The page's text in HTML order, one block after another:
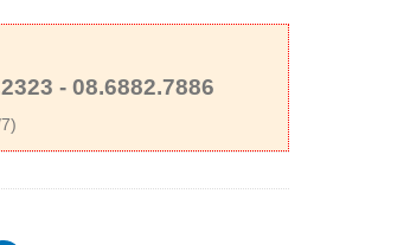
- 08.6882.7886